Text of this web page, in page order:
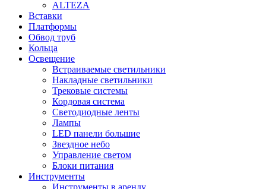
ALTEZA
Вставки
Платформы
Обвод труб
Кольца
Освещение
Встраиваемые светильники
Накладные светильники
Трековые системы
Кордовая система
Светодиодные ленты
Лампы
LED панели большие
Звездное небо
Управление светом
Блоки питания
Инструменты
Инструменты в аренду